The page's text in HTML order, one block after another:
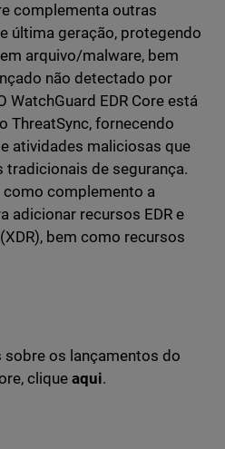
complementa outras
última geração, protegendo
arquivo/malware, bem
não detectado por
WatchGuard EDR Core está
ThreatSync, fornecendo
atividades maliciosas que
de segurança.
como complemento a
adicionar recursos EDR e
bem como recursos
os lançamentos do
cliqueaqui.